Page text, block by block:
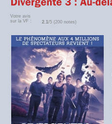
Votre avis
sur la VF :
2.1/5 (200 notes)